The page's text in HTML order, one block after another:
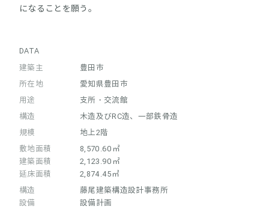
になることを願う。
DATA
建築主
豊田市
所在地
愛知県豊田市
用途
支所・交流館
構造
木造及びRC造、一部鉄骨造
規模
地上2階
敷地面積
建築面積
延床面積
8,570.60㎡
2,123.90㎡
2,874.45㎡
構造
設備
藤尾建築構造設計事務所
設備計画